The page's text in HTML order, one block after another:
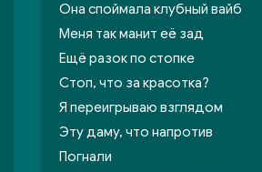
Она споймала клубный вайб
Меня так манит её зад
Ещё разок по стопке
Стоп, что за красотка?
Я переигрываю взглядом
Эту даму, что напротив
Погнали